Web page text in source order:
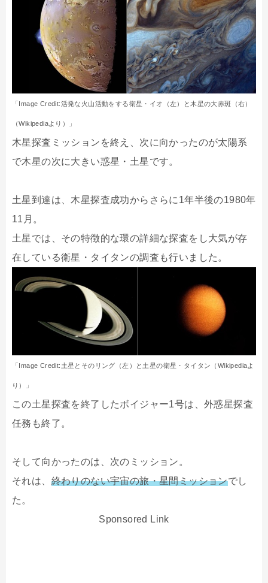
「Image Credit:活発な火山活動をする衛星・イオ（左）と木星の大赤斑（右）
（Wikipediaより）」
木星探査ミッションを終え、次に向かったのが太陽系
で木星の次に大きい惑星・土星です。
土星到達は、木星探査成功からさらに1年半後の1980年
11月。
土星では、その特徴的な環の詳細な探査をし大気が存
在している衛星・タイタンの調査も行いました。
「Image Credit:土星とそのリング（左）と土星の衛星・タイタン（Wikipediaよ
り）」
この土星探査を終了したボイジャー1号は、外惑星探査
任務も終了。
そして向かったのは、次のミッション。
それは、 終わりのない宇宙の旅・星間ミッションでし
た。
Sponsored Link